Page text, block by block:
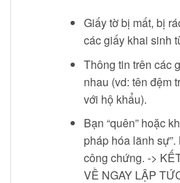
Giấy tờ bị mất, bị
các giấy khai sinh
Thông tin trên các
nhau (vd: tên đệm
với hộ khẩu).
Bạn “quên” hoặc
pháp hóa lãnh
công chứng. ->
VỀ NGAY LẬP